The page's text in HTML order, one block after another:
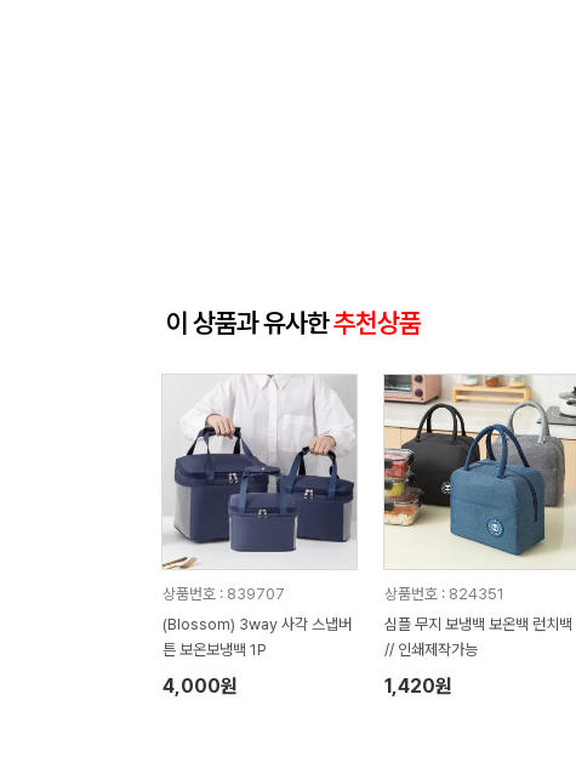
이 상품과 유사한추천상품
상품번호 : 839707
(Blossom) 3way 사각 스냅버
튼 보온보냉백 1P
4,000원
상품번호 : 824351
심플 무지 보냉백 보온백 런치백
// 인쇄제작가능
1,420원